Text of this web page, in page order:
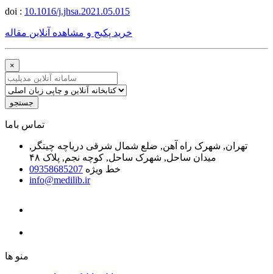
doi : 10.1016/j.jhsa.2021.05.015
خرید پکیج و مشاهده آنلاین مقاله
×
جستجو
ﺗﻤﺎﺱ ﺑﺎﻣﺎ
تهران, شهرک راه آهن, ضلع شمال شرقی دریاچه چیتگر,
میدان ساحل, شهرک ساحل, کوچه نجم, پلاک ۴۸
خط ویژه 09358685207
info@medilib.ir
ﻣﻨﻮ ﻫﺎ